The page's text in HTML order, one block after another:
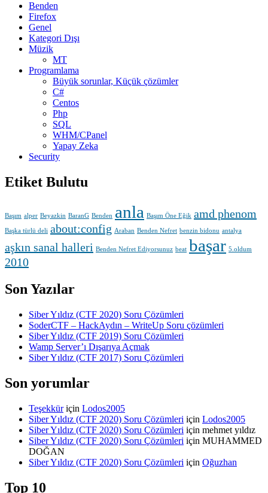
Benden
Firefox
Genel
Kategori Dışı
Müzik
MT
Programlama
Büyük sorunlar, Küçük çözümler
C#
Centos
Php
SQL
WHM/CPanel
Yapay Zeka
Security
Etiket Bulutu
Başım alper Beyazkin BaranG Benden anla Başım Öne Eğik amd phenom
Başka türlü deli about:config Araban Benden Nefret benzin bidonu antalya
aşkın sanal halleri Benden Nefret Ediyorsunuz beat başar 5.oldum
2010
Son Yazılar
Siber Yıldız (CTF 2020) Soru Çözümleri
SoderCTF – HackAydın – WriteUp Soru çözümleri
Siber Yıldız (CTF 2019) Soru Çözümleri
Wamp Server’ı Dışarıya Açmak
Siber Yıldız (CTF 2017) Soru Çözümleri
Son yorumlar
Teşekküriçin Lodos2005
Siber Yıldız (CTF 2020) Soru Çözümleri için Lodos2005
Siber Yıldız (CTF 2020) Soru Çözümleri için mehmet yıldız
Siber Yıldız (CTF 2020) Soru Çözümleri için MUHAMMED
DOĞAN
Siber Yıldız (CTF 2020) Soru Çözümleri için Oğuzhan
Top 10